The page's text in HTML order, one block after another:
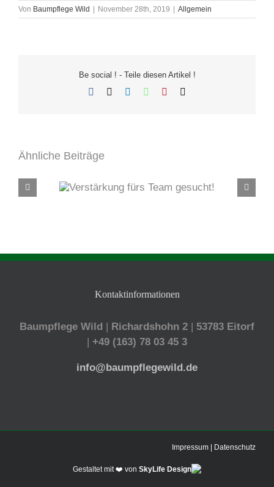
Von Baumpflege Wild November 28th, 2019 Allgemein
Be social ! - Teile diesen Artikel !
Facebook LinkedInWhatsApp
Pinterest
Ähnliche Beiträge
Kontaktinformationen
Baumpflege Wild | Richardshohn 2 | 53783 Eitorf
| +49 (163) 78 03 45 3
info@baumpflegewild.de
Impressum | Datenschutz
Gestaltet mit ❤️ von SkyLife Design